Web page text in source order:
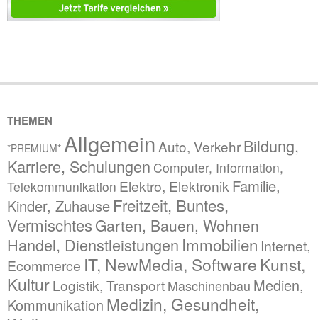
THEMEN
*PREMIUM* Allgemein Auto, VerkehrBildung,
Karriere, Schulungen Computer, Information,
Telekommunikation Elektro, Elektronik Familie,
Kinder, Zuhause Freitzeit, Buntes,
Vermischtes Garten, Bauen, Wohnen
Handel, Dienstleistungen Immobilien Internet,
Ecommerce IT, NewMedia, SoftwareKunst,
KulturLogistik, TransportMaschinenbau Medien,
Kommunikation Medizin, Gesundheit,